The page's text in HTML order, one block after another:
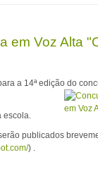
em Voz Alta
a 14ª edição do
escola.
publicados
) .